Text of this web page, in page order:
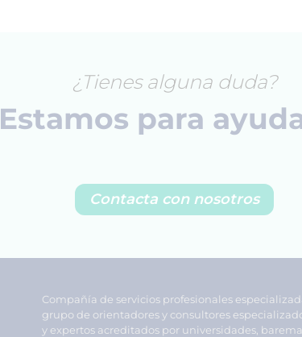
¿Tienes alguna duda?
Estamos para
Contacta con nosotros
Compañía de servicios profesionales
grupo de orientadores y consultores
y expertos acreditados por universidades,